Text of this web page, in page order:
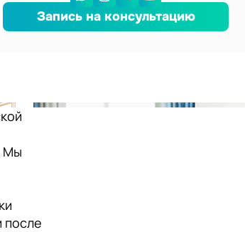
Запись на консультацию
Мы
после